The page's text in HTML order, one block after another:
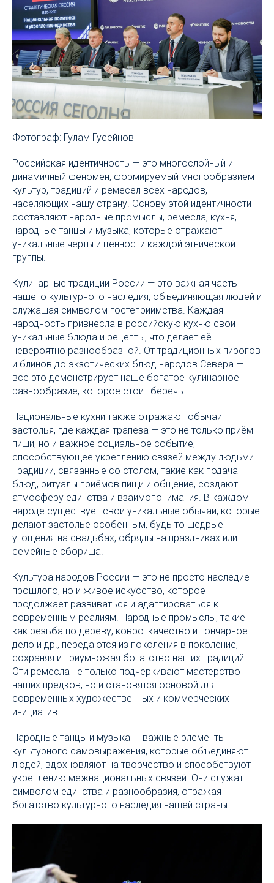
Фотограф: Гулам Гусейнов
Российская идентичность — это многослойный и
динамичный феномен, формируемый многообразием
культур, традиций и ремесел всех народов,
населяющих нашу страну. Основу этой идентичности
составляют народные промыслы, ремесла, кухня,
народные танцы и музыка, которые отражают
уникальные черты и ценности каждой этнической
группы.
Кулинарные традиции России — это важная часть
нашего культурного наследия, объединяющая людей и
служащая символом гостеприимства. Каждая
народность привнесла в российскую кухню свои
уникальные блюда и рецепты, что делает её
невероятно разнообразной. От традиционных пирогов
и блинов до экзотических блюд народов Севера —
всё это демонстрирует наше богатое кулинарное
разнообразие, которое стоит беречь.
Национальные кухни также отражают обычаи
застолья, где каждая трапеза — это не только приём
пищи, но и важное социальное событие,
способствующее укреплению связей между людьми.
Традиции, связанные со столом, такие как подача
блюд, ритуалы приёмов пищи и общение, создают
атмосферу единства и взаимопонимания. В каждом
народе существует свои уникальные обычаи, которые
делают застолье особенным, будь то щедрые
угощения на свадьбах, обряды на праздниках или
семейные сборища.
Культура народов России — это не просто наследие
прошлого, но и живое искусство, которое
продолжает развиваться и адаптироваться к
современным реалиям. Народные промыслы, такие
как резьба по дереву, ковроткачество и гончарное
дело и др., передаются из поколения в поколение,
сохраняя и приумножая богатство наших традиций.
Эти ремесла не только подчеркивают мастерство
наших предков, но и становятся основой для
современных художественных и коммерческих
инициатив.
Народные танцы и музыка — важные элементы
культурного самовыражения, которые объединяют
людей, вдохновляют на творчество и способствуют
укреплению межнациональных связей. Они служат
символом единства и разнообразия, отражая
богатство культурного наследия нашей страны.